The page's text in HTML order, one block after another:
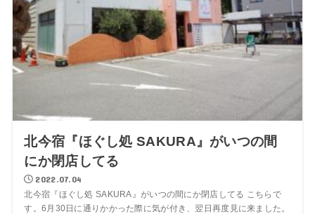
北今宿『ほぐし処 SAKURA』がいつの間
にか閉店してる
2022.07.04
北今宿『ほぐし処 SAKURA』がいつの間にか閉店してる こちらで
す。6月30日に通りかかった際に気が付き、翌日再度見に来ました。